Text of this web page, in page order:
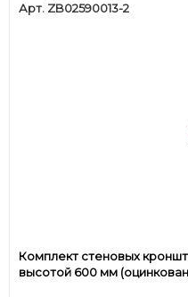
Арт. ZB02590013-2
Комплект стеновых
высотой 600 мм